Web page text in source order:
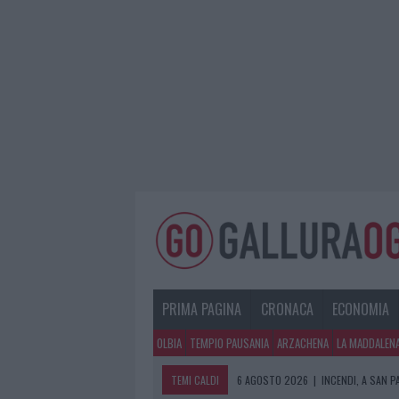
PRIMA PAGINA CRONACA ECONOMIA
OLBIA TEMPIO PAUSANIA ARZACHENA LA
TEMI CALDI 6 AGOSTO 2026 | INCENDI, A SAN
6 AGOSTO 2026 | ANDREA MURA